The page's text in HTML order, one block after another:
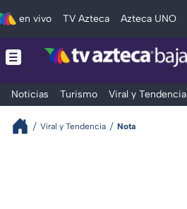
en vivo TV Azteca Azteca UNO
Noticias Turismo Viral y Tendencia
Viral y Tendencia Nota